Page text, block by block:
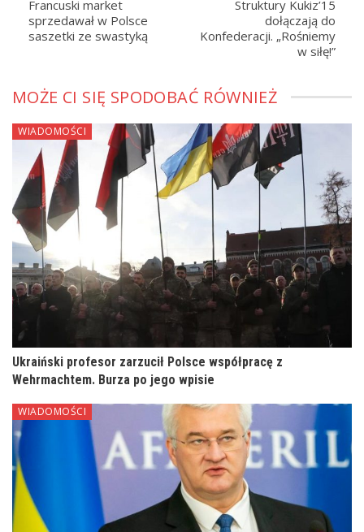
Francuski market
sprzedawał w Polsce
saszetki ze swastyką
Struktury Kukiz’15
dołączają do
Konfederacji. „Rośniemy
w siłę!”
MOŻE CI SIĘ SPODOBAĆ RÓWNIEŻ
WIADOMOŚCI
Ukraiński profesor zarzucił Polsce współpracę z
Wehrmachtem. Burza po jego wpisie
WIADOMOŚCI